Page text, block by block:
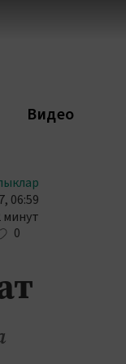
Видео
06:59
минут
0